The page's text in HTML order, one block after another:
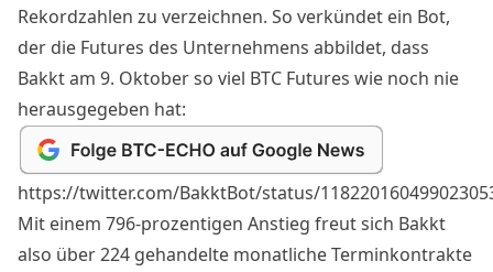
Rekordzahlen zu verzeichnen. So verkündet ein Bot,
der die Futures des Unternehmens abbildet, dass
Bakkt am 9. Oktober so viel BTC Futures wie noch nie
herausgegeben hat:
https://twitter.com/BakktBot/status/
Mit einem 796-prozentigen Anstieg freut sich Bakkt
also über 224 gehandelte monatliche Terminkontrakte